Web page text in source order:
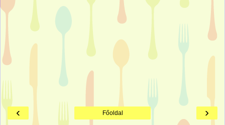
‹ ›
Főoldal